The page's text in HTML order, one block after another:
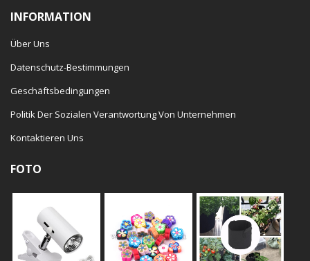
INFORMATION
Über Uns
Datenschutz-Bestimmungen
Geschäftsbedingungen
Politik Der Sozialen Verantwortung Von Unternehmen
Kontaktieren Uns
FOTO